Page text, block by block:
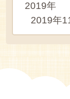
2019年
2019年